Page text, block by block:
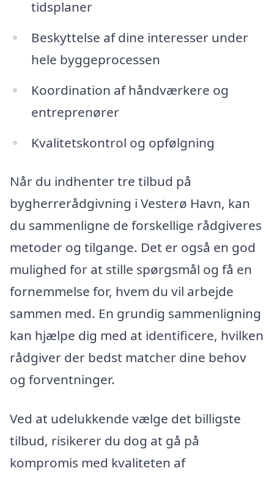
tidsplaner
Beskyttelse af dine interesser under
hele byggeprocessen
Koordination af håndværkere og
entreprenører
Kvalitetskontrol og opfølgning
Når du indhenter tre tilbud på
bygherrerådgivning i Vesterø Havn, kan
du sammenligne de forskellige rådgiveres
metoder og tilgange. Det er også en god
mulighed for at stille spørgsmål og få en
fornemmelse for, hvem du vil arbejde
sammen med. En grundig sammenligning
kan hjælpe dig med at identificere, hvilken
rådgiver der bedst matcher dine behov
og forventninger.
Ved at udelukkende vælge det billigste
tilbud, risikerer du dog at gå på
kompromis med kvaliteten af